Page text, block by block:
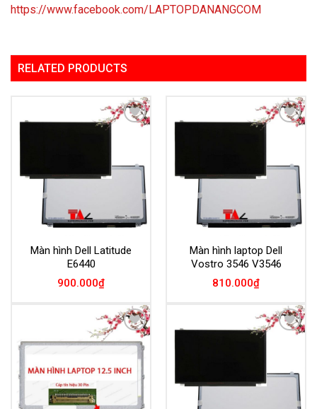
https://www.facebook.com/LAPTOPDANANGCOM
RELATED PRODUCTS
Màn hình Dell Latitude
E6440
900.000₫
Màn hình laptop Dell
Vostro 3546 V3546
810.000₫
Add to
Wishlist